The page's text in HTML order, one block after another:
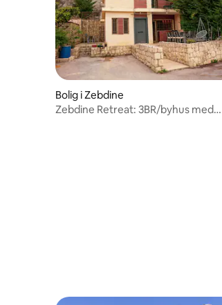
Bolig i Zebdine
Zebdine Retreat: 3BR/byhus med